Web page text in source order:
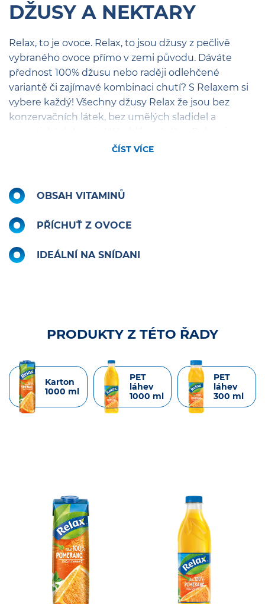
DŽUSY A NEKTARY
Relax, to je ovoce. Relax, to jsou džusy z pečlivě
vybraného ovoce přímo v zemi původu. Dáváte
přednost 100% džusu nebo raději odlehčené
variantě či zajímavé kombinaci chutí? S Relaxem si
vybere každý! Všechny džusy Relax že jsou bez
konzervačních látek, bez umělých sladidel a
můžete vychutnat i praktickém malém balení.
ČÍST VÍCE
OBSAH VITAMINŮ
PŘÍCHUŤ Z OVOCE
IDEÁLNÍ NA SNÍDANI
PRODUKTY Z TÉTO ŘADY
Karton
1000 ml
PET
láhev
1000 ml
PET
láhev
300 ml